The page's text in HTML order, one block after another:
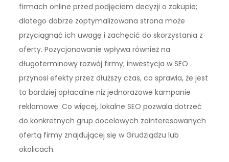
firmach online przed podjęciem decyzji o zakupie;
dlatego dobrze zoptymalizowana strona może
przyciągnąć ich uwagę i zachęcić do skorzystania z
oferty. Pozycjonowanie wpływa również na
długoterminowy rozwój firmy; inwestycja w SEO
przynosi efekty przez dłuższy czas, co sprawia, że jest
to bardziej opłacalne niż jednorazowe kampanie
reklamowe. Co więcej, lokalne SEO pozwala dotrzeć
do konkretnych grup docelowych zainteresowanych
ofertą firmy znajdującej się w Grudziądzu lub
okolicach.